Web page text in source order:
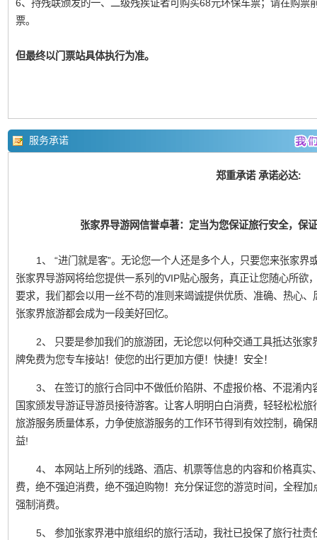
6、持残联颁发的一、二级残疾证者可购买68元环保车票；请在购票
票。
但最终以门票站具体执行为准。
服务承诺
郑重承诺 承诺必达:
张家界导游网信誉卓著：定当为您保证旅行安全，保
1、 “进门就是客”。无论您一个人还是多个人，只要您来张家
张家界导游网将给您提供一系列的VIP贴心服务，真正让您随心所欲
要求，我们都会以用一丝不苟的准则来竭诚提供优质、准确、热心
张家界旅游都会成为一段美好回忆。
2、 只要是参加我们的旅游团，无论您以何种交通工具抵达张
牌免费为您专车接站！使您的出行更加方便！快捷！安全！
3、 在签订的旅行合同中不做低价陷阱、不虚报价格、不混淆
国家颁发导游证导游员接待游客。让客人明明白白消费，轻轻松松
旅游服务质量体系，力争使旅游服务的工作环节得到有效控制，确
益!
4、 本网站上所列的线路、酒店、机票等信息的内容和价格真
费，绝不强迫消费，绝不强迫购物！充分保证您的游览时间，全程
强制消费。
5、 参加张家界港中旅组织的旅行活动，我社已投保了旅行社责